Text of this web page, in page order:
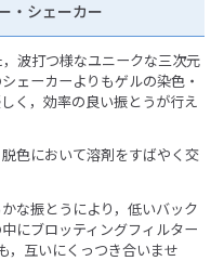
・シェーカー
波打つ様なユニークな三次元
ェーカーよりもゲルの染色・
く，効率の良い振とうが行え
色において溶剤をすばやく交
な振とうにより，低いバック
にブロッティングフィルター
，互いにくっつき合いませ